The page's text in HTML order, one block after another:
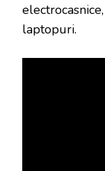
laptopuri.